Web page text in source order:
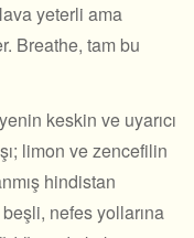
yeterli ama
Breathe, tam bu
keskin ve uyarıcı
limon ve zencefilin
hindistan
nefes yollarına